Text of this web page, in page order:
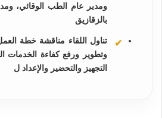
ومدير عام الطب الوقائي،
بالزقازيق
تناول اللقاء مناقشة خطة
وتطوير ورفع كفاءة الخدمات
التجهيز والتحضير والإعداد ل